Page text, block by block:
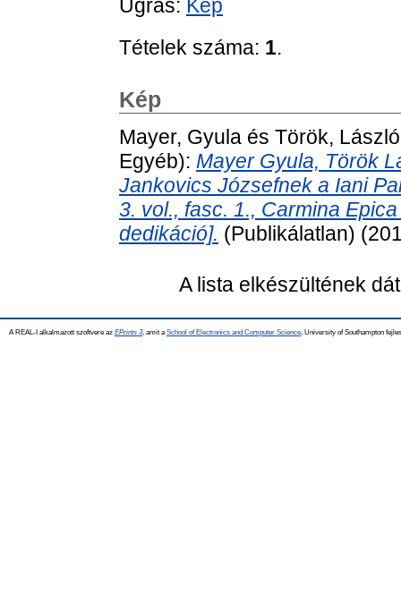
Ugrás: Kép
Tételek száma: 1.
Kép
Mayer, Gyula és Török, László
Egyéb): Mayer Gyula, Török
Jankovics Józsefnek a Iani
3. vol., fasc. 1., Carmina
dedikáció]. (Publikálatlan)
A lista elkészültének
A REAL-I alkalmazott szoftvere az EPrints 3, amit a School of Electronics and Computer Science , University of Southampton